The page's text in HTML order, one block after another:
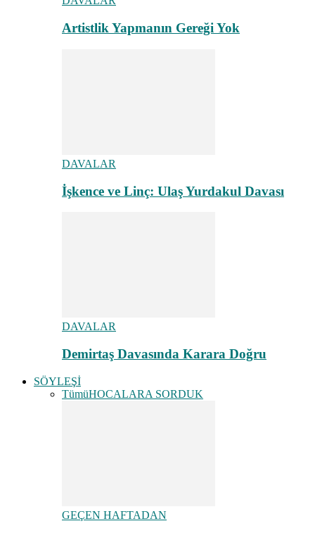
Artistlik Yapmanın Gereği Yok
DAVALAR
İşkence ve Linç: Ulaş Yurdakul Davası
DAVALAR
Demirtaş Davasında Karara Doğru
SÖYLEŞİ
TümüHOCALARA SORDUK
GEÇEN HAFTADAN